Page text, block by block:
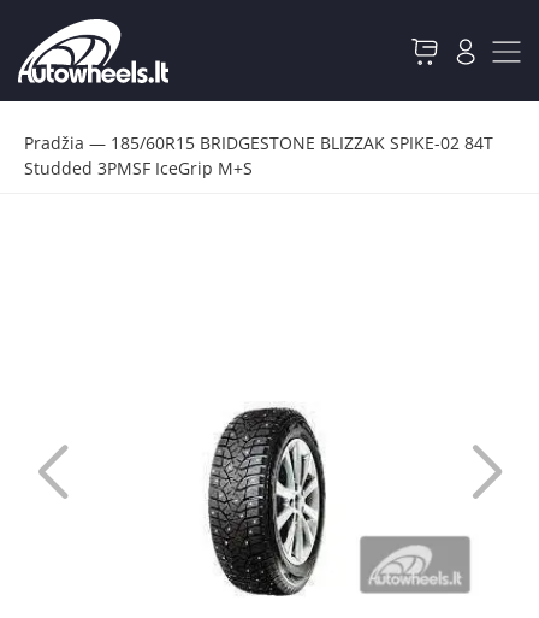
Pradžia — 185/60R15 BRIDGESTONE BLIZZAK SPIKE-02 84T
Studded 3PMSF IceGrip M+S